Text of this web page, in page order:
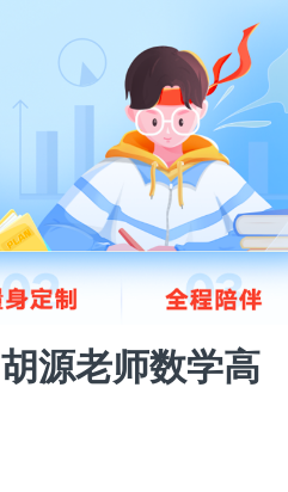
源老师数学高